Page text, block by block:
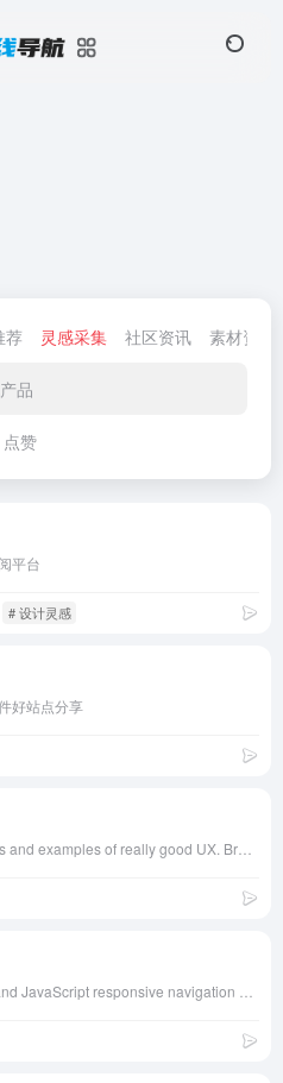
荐 灵感采集 社区资讯 素材资源
品
点赞
平台
# 设计灵感
好站点分享